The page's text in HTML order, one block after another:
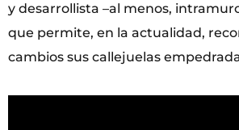
y desarrollista –al menos,
que permite, en la actualidad,
cambios sus callejuelas